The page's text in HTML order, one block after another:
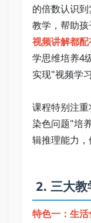
的倍数认识
教学，帮助孩
视频讲解都
学思维培养4
实现"视频学
课程特别注
染色问题"培
辑推理能力
2. 三大
特色一：生